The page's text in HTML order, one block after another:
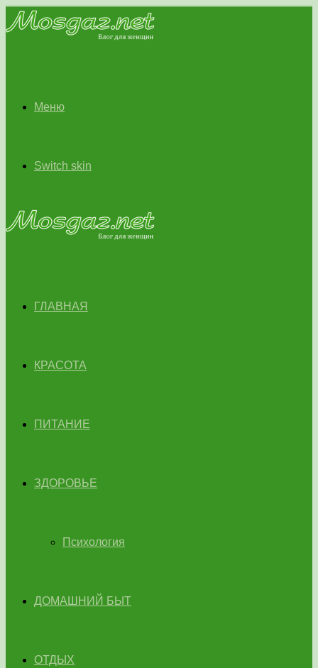
Меню
Switch skin
ГЛАВНАЯ
КРАСОТА
ПИТАНИЕ
ЗДОРОВЬЕ
Психология
ДОМАШНИЙ БЫТ
ОТДЫХ